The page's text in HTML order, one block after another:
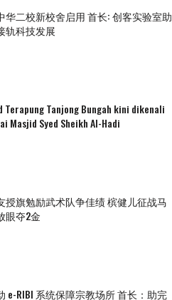
华二校新校舍启用 首长: 创客实验室助
轨科技发展
Terapung Tanjong Bungah kini dikenali
Masjid Syed Sheikh Al-Hadi
授旗勉励武术队争佳绩 槟健儿征战马
眼夺2金
e-RIBI 系统保障宗教场所 首长：助完